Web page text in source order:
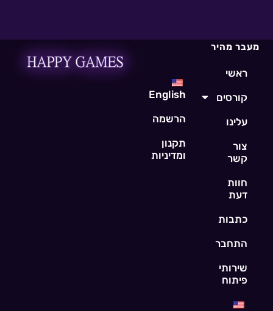
מעבר מהיר
ראשי
קורסים
עלינו
צור
קשר
חוות
דעת
כתבות
התחבר
שירותי
פיתוח
English
הרשמה
תקנון
ומדיניות